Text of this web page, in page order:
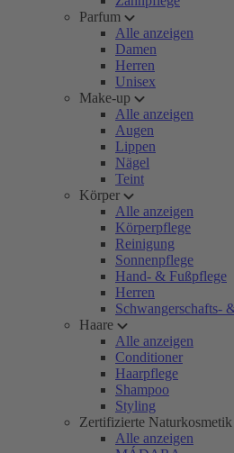
Parfum
Alle anzeigen
Damen
Herren
Unisex
Make-up
Alle anzeigen
Augen
Lippen
Nägel
Teint
Körper
Alle anzeigen
Körperpflege
Reinigung
Sonnenpflege
Hand- & Fußpflege
Herren
Schwangerschafts-
Haare
Alle anzeigen
Conditioner
Haarpflege
Shampoo
Styling
Zertifizierte Naturkosmetik
Alle anzeigen